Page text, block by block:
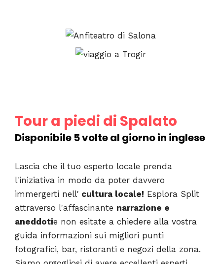
Tour a piedi di Spalato
Disponibile 5 volte al giorno in inglese
Lascia che il tuo esperto locale prenda
l'iniziativa in modo da poter davvero
immergerti nell' cultura locale! Esplora Split
attraverso l'affascinante narrazione e
aneddotie non esitate a chiedere alla vostra
guida informazioni sui migliori punti
fotografici, bar, ristoranti e negozi della zona.